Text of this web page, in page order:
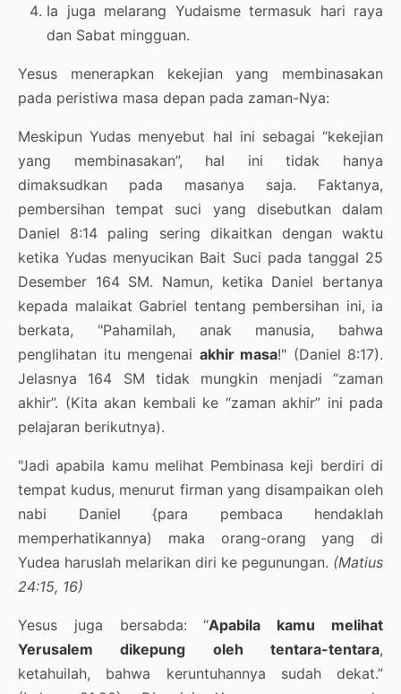
Ia juga melarang Yudaisme termasuk hari raya
dan Sabat mingguan.
Yesus menerapkan kekejian yang membinasakan
pada peristiwa masa depan pada zaman-Nya:
Meskipun Yudas menyebut hal ini sebagai “kekejian
yang membinasakan”, hal ini tidak hanya
dimaksudkan pada masanya saja. Faktanya,
pembersihan tempat suci yang disebutkan dalam
Daniel 8:14 paling sering dikaitkan dengan waktu
ketika Yudas menyucikan Bait Suci pada tanggal 25
Desember 164 SM. Namun, ketika Daniel bertanya
kepada malaikat Gabriel tentang pembersihan ini, ia
berkata, "Pahamilah, anak manusia, bahwa
penglihatan itu mengenai akhir masa!" (Daniel 8:17).
Jelasnya 164 SM tidak mungkin menjadi “zaman
akhir”. (Kita akan kembali ke “zaman akhir” ini pada
pelajaran berikutnya).
"Jadi apabila kamu melihat Pembinasa keji berdiri di
tempat kudus, menurut firman yang disampaikan oleh
nabi Daniel {para pembaca hendaklah
memperhatikannya) maka orang-orang yang di
Yudea haruslah melarikan diri ke pegunungan. (Matius
24:15, 16)
Yesus juga bersabda: “Apabila kamu melihat
Yerusalem dikepung oleh tentara-tentara,
ketahuilah, bahwa keruntuhannya sudah dekat.”